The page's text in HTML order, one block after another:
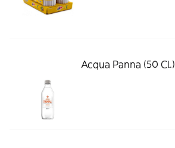
Acqua Panna (50 Cl.)